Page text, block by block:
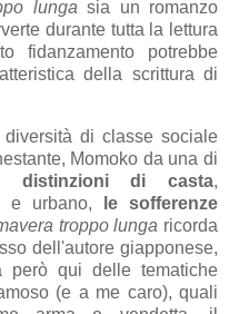
lungasia un romanzo
durante tutta la lettura
fidanzamento potrebbe
della scrittura di
di classe sociale
Momoko da una di
distinzioni di casta,
e urbano,
le sofferenze
troppo lunga ricorda
dell'autore giapponese,
però qui delle tematiche
(e a me caro), quali